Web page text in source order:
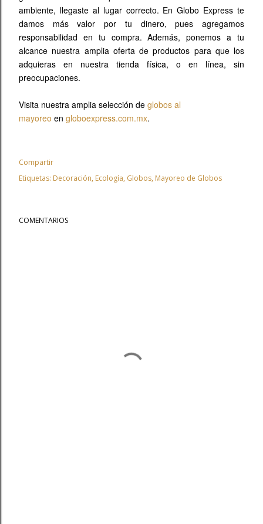
ambiente, llegaste al lugar correcto. En Globo Express te
damos más valor por tu dinero, pues agregamos
responsabilidad en tu compra. Además, ponemos a tu
alcance nuestra amplia oferta de productos para que los
adquieras en nuestra tienda física, o en línea, sin
preocupaciones.
Visita nuestra amplia selección de globos al
mayoreo en globoexpress.com.mx.
Compartir
Etiquetas: Decoración Ecología Globos Mayoreo de Globos
COMENTARIOS